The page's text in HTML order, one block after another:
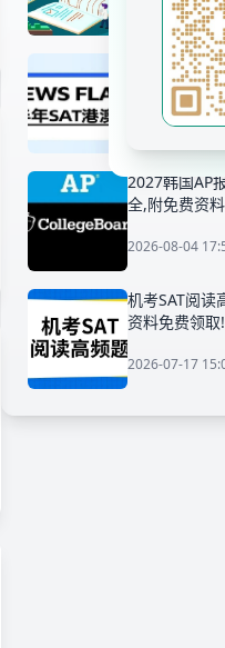
2026-07-23
必看!2026下
总!(截止26年
2026-07-29
2027韩国AP
全,附免费资料
2026-08-04
机考SAT阅读
资料免费领取!
2026-07-17